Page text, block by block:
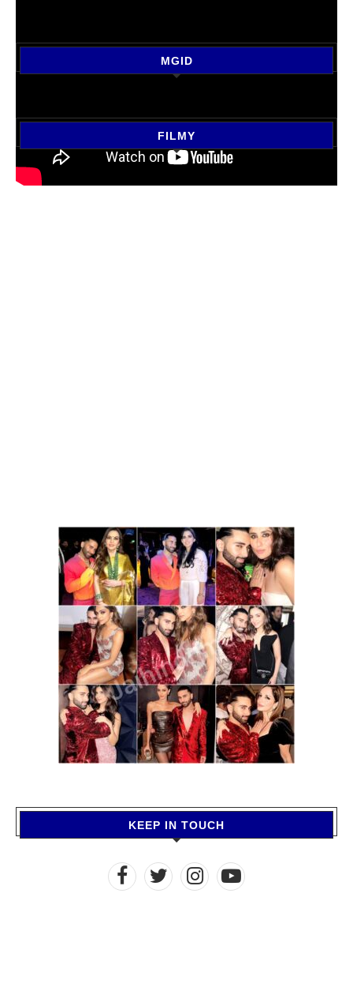
MGID
FILMY
KEEP IN TOUCH